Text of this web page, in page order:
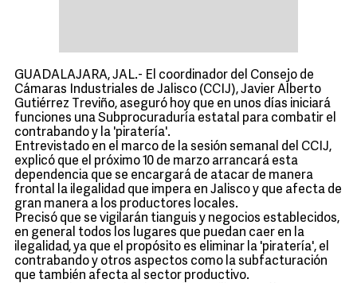
GUADALAJARA, JAL.- El coordinador del Consejo de
Cámaras Industriales de Jalisco (CCIJ), Javier Alberto
Gutiérrez Treviño, aseguró hoy que en unos días iniciará
funciones una Subprocuraduría estatal para combatir el
contrabando y la 'piratería'.
Entrevistado en el marco de la sesión semanal del CCIJ,
explicó que el próximo 10 de marzo arrancará esta
dependencia que se encargará de atacar de manera
frontal la ilegalidad que impera en Jalisco y que afecta de
gran manera a los productores locales.
Precisó que se vigilarán tianguis y negocios establecidos,
en general todos los lugares que puedan caer en la
ilegalidad, ya que el propósito es eliminar la 'piratería', el
contrabando y otros aspectos como la subfacturación
que también afecta al sector productivo.